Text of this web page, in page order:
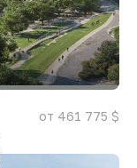
от 461 775 $